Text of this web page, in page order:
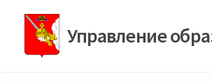
содержимомуУправление